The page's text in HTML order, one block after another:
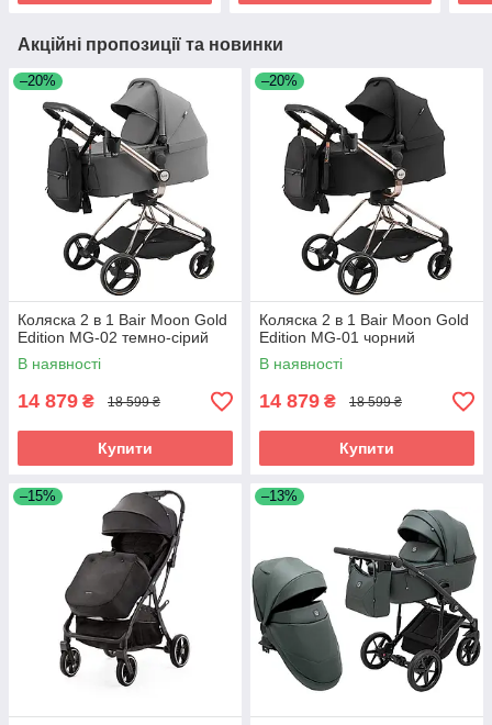
Акційні пропозиції та новинки
–20%
Коляска 2 в 1 Bair Moon Gold
Edition MG-02 темно-сірий
В наявності
14 879 ₴ 18 599 ₴
Купити
–20%
Коляска 2 в 1 Bair Moon Gold
Edition MG-01 чорний
В наявності
14 879 ₴ 18 599 ₴
Купити
–15% –13%